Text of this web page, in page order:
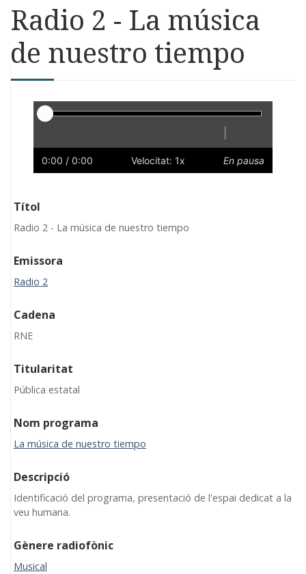
Radio 2 - La música
de nuestro tiempo
Reproductor
Lent
0:00 / 0:00 Velocitat: 1x En pausa
Títol
Radio 2 - La música de nuestro tiempo
Emissora
Radio 2
Cadena
RNE
Titularitat
Pública estatal
Nom programa
La música de nuestro tiempo
Descripció
Identificació del programa, presentació de l'espai dedicat a la
veu humana.
Gènere radiofònic
Musical